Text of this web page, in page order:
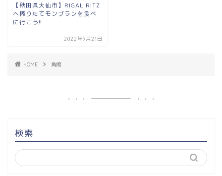
【秋田県大仙市】RIGAL RITZ
へ搾りたてモンブランを食べ
に行こう!!
2022年9月21日
HOME 角館
検索